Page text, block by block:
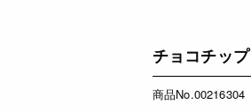
チョコチッ
商品No.00216304